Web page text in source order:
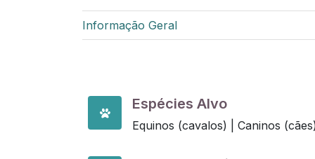
Informação Geral
Espécies Alvo
Equinos (cavalos) | Caninos